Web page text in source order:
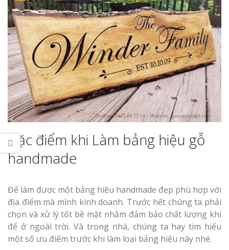
Đặc điểm khi Làm bảng hiệu gỗ
handmade
Để làm được một bảng hiệu handmade đẹp phù hợp với
địa điểm mà mình kinh doanh. Trước hết chúng ta phải
chọn và xử lý tốt bề mặt nhằm đảm bảo chất lượng khi
để ở ngoài trời. Và trong nhà, chúng ta hay tìm hiểu
một số ưu điểm trước khi làm loại bảng hiệu này nhé.
Làm bảng hiệu gỗ tại
Nghệ An
Làm biển
tóc Thuận An
Thi công
cáo Vinh
Làm biển
Nghệ An giá
Thi Công
Nghệ An Nâng Tầm
Hiệu